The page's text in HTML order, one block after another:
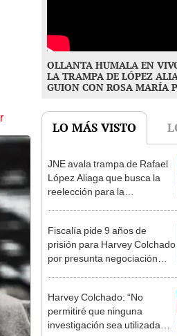
OLLANTA HUMALA EN
LA TRAMPA DE LÓPEZ
GUION CON ROSA MARÍA
LO MÁS VISTO
JNE avala trampa de Rafael
López Aliaga que busca la
reelección para la
Fiscalía pide 9 años de
prisión para Harvey Colchado
por presunta negociación
Harvey Colchado: “No
permitiré que ninguna
investigación sea utilizada